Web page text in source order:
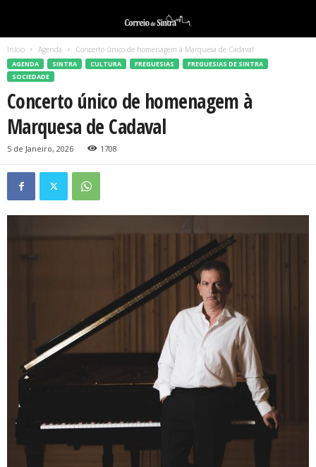
Início Agenda Concerto único de homenagem à Marquesa de Cadaval
AGENDA SINTRA CULTURA FREGUESIAS
FREGUESIAS DE SINTRA
SOCIEDADE
Concerto único de homenagem à
Marquesa de Cadaval
5 de Janeiro, 2026 1708